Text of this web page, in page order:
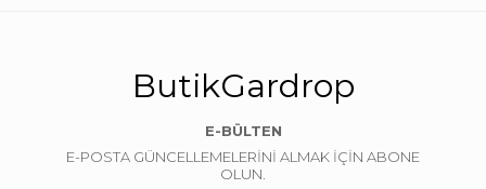
ButikGardrop
E-BÜLTEN
E-POSTA GÜNCELLEMELERİNİ ALMAK İÇİN ABONE
OLUN.